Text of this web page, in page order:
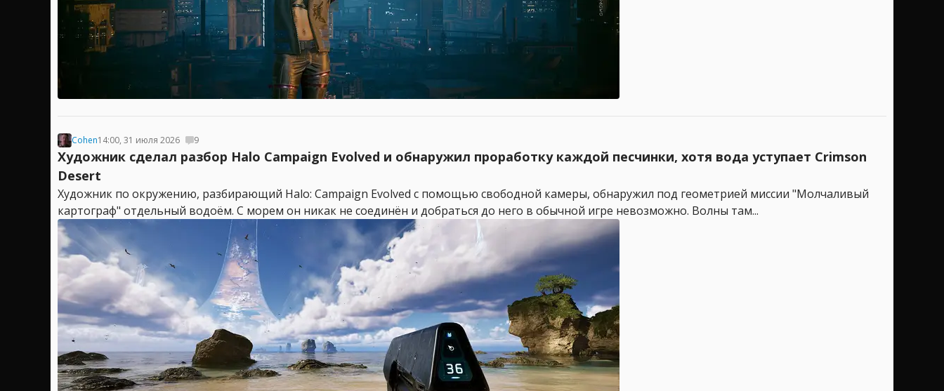
Cohen14:00, 31 июля 2026 9
Художник сделал разбор Halo Campaign Evolved и обнаружил проработку каждой песчинки, хотя вода уступает Crimson
Desert
Художник по окружению, разбирающий Halo: Campaign Evolved с помощью свободной камеры, обнаружил под геометрией миссии "Молчаливый
картограф" отдельный водоём. С морем он никак не соединён и добраться до него в обычной игре невозможно. Волны там...